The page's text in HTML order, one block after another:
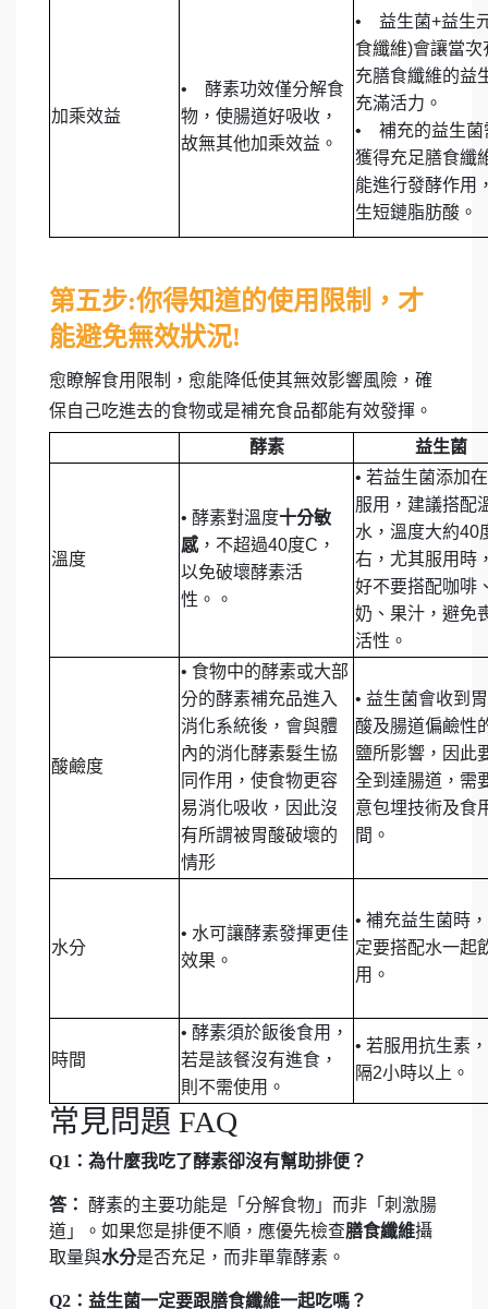
加乘效益
• 酵素功效僅分解食
物，使腸道好吸收，
故無其他加乘效益。
• 益生菌+益生
食纖維)會讓當次
充膳食纖維的益
充滿活力。
• 補充的益生菌
獲得充足膳食纖
能進行發酵作用
生短鏈脂肪酸。
第五步:你得知道的使用限制，才
能避免無效狀況!
愈瞭解食用限制，愈能降低使其無效影響風險，確
保自己吃進去的食物或是補充食品都能有效發揮。
酵素
益生菌
溫度
• 酵素對溫度十分敏
感，不超過40度C，
以免破壞酵素活
性。。
• 若益生菌添加
服用，建議搭配
水，溫度大約40
右，尤其服用時
好不要搭配咖啡
奶、果汁，避免
活性。
酸鹼度
• 食物中的酵素或大部
分的酵素補充品進入
消化系統後，會與體
內的消化酵素髮生協
同作用，使食物更容
易消化吸收，因此沒
有所謂被胃酸破壞的
情形
• 益生菌會收到
酸及腸道偏鹼性
鹽所影響，因此
全到達腸道，需
意包埋技術及食
間。
水分
• 水可讓酵素發揮更佳
效果。
• 補充益生菌時
定要搭配水一起
用。
時間
• 酵素須於飯後食用，
若是該餐沒有進食，
則不需使用。
• 若服用抗生素
隔2小時以上。
常見問題 FAQ
Q1：為什麼我吃了酵素卻沒有幫助排便？
答：
酵素的主要功能是「分解食物」而非「刺激腸
道」。如果您是排便不順，應優先檢查膳食纖維攝
取量與水分是否充足，而非單靠酵素。
Q2：益生菌一定要跟膳食纖維一起吃嗎？